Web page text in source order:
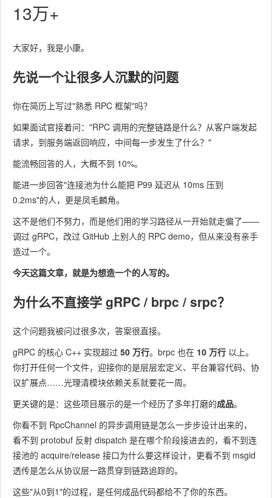
13万+
大家好，我是小康。
先说一个让很多人沉默的问题
你在简历上写过"熟悉 RPC 框架"吗？
如果面试官接着问："RPC 调用的完整链路是什么？从客户端发起
请求，到服务端返回响应，中间每一步发生了什么？"
能流畅回答的人，大概不到 10%。
能进一步回答"连接池为什么能把 P99 延迟从 10ms 压到
0.2ms"的人，更是凤毛麟角。
这不是他们不努力，而是他们用的学习路径从一开始就走偏了——
调过 gRPC，改过 GitHub 上别人的 RPC demo，但从来没有亲手
造过一个。
今天这篇文章，就是为想造一个的人写的。
为什么不直接学 gRPC / brpc / srpc？
这个问题我被问过很多次，答案很直接。
gRPC 的核心 C++ 实现超过 50 万行。brpc 也在 10 万行 以上。
你打开任何一个文件，迎接你的是层层宏定义、平台兼容代码、协
议扩展点……光理清模块依赖关系就要花一周。
更关键的是：这些项目展示的是一个经历了多年打磨的成品。
你看不到 RpcChannel 的异步调用链是怎么一步步设计出来的，
看不到 protobuf 反射 dispatch 是在哪个阶段接进去的，看不到连
接池的 acquire/release 接口为什么要这样设计，更看不到 msgid
透传是怎么从协议层一路贯穿到链路追踪的。
这些"从0到1"的过程，是任何成品代码都给不了你的东西。